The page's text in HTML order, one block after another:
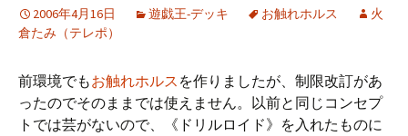
2006年4月16日 遊戯王-デッキ お触れホルス
火
倉たみ（テレポ）
前環境でもお触れホルス を作りましたが、制限改訂があ
ったのでそのままでは使えません。以前と同じコンセプ
トでは芸がないので、《ドリルロイド》を入れたものに